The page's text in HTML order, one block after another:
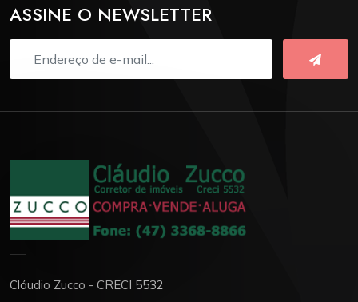
ASSINE O NEWSLETTER
Cláudio Zucco - CRECI 5532